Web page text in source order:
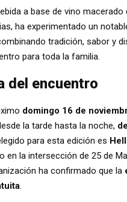
a base de vino macerado
ha experimentado un
tradición, sabor y
para toda la familia.
del encuentro
domingo 16 de
la tarde hasta la noche,
para esta edición es
en la intersección de 25 de
ha confirmado que la
.